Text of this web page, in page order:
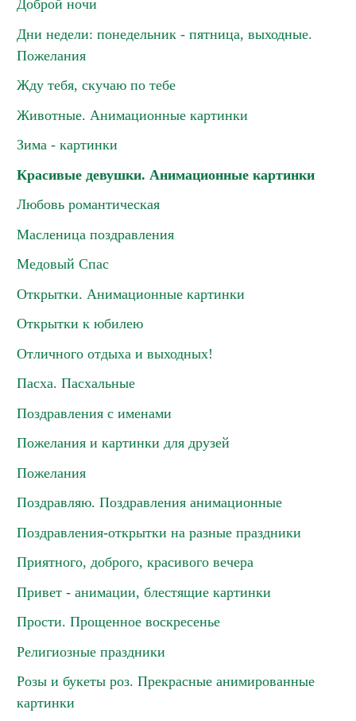
Доброй ночи
Дни недели: понедельник - пятница, выходные.
Пожелания
Жду тебя, скучаю по тебе
Животные. Анимационные картинки
Зима - картинки
Красивые девушки. Анимационные картинки
Любовь романтическая
Масленица поздравления
Медовый Спас
Открытки. Анимационные картинки
Открытки к юбилею
Отличного отдыха и выходных!
Пасха. Пасхальные
Поздравления с именами
Пожелания и картинки для друзей
Пожелания
Поздравляю. Поздравления анимационные
Поздравления-открытки на разные праздники
Приятного, доброго, красивого вечера
Привет - анимации, блестящие картинки
Прости. Прощенное воскресенье
Религиозные праздники
Розы и букеты роз. Прекрасные анимированные
картинки